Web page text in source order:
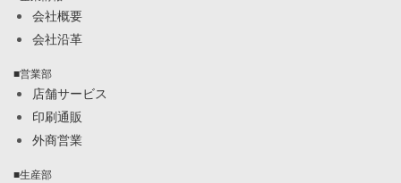
会社概要
会社沿革
■営業部
店舗サービス
印刷通販
外商営業
■生産部